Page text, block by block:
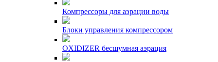
Компрессоры для аэрации воды
Блоки управления компрессором
OXIDIZER бесшумная аэрация